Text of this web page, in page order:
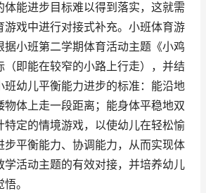
体能进步目标难以得到落实，这就需
游戏中进行对接式补充。小班体育游
据小班第二学期体育活动主题《小鸡
（即能在较窄的小路上行走），并结
班幼儿平衡能力进步的标准：能沿地
物体上走一段距离；能身体平稳地双
特定的情境游戏，以使幼儿在轻松愉
步平衡能力、协调能力，从而实现体
学活动主题的有效对接，并培养幼儿
。